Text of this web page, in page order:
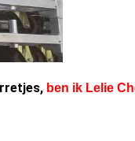
ben ik Lelie